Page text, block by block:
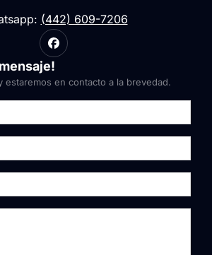
(442) 609-7206
estaremos en contacto a la brevedad.